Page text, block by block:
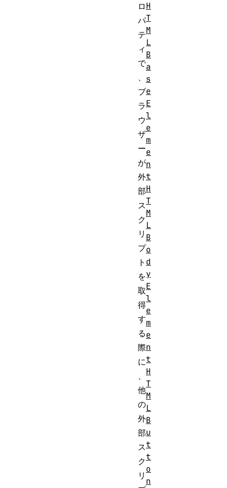
ロ
パ
テ
ィ
で
、
ブ
ラ
ウ
ザ
ー
が
外
部
ス
ク
リ
プ
ト
を
取
得
す
る
際
に
、
他
の
外
部
ス
ク
リ
H
T
M
L
B
a
s
e
E
l
e
m
e
n
t
H
T
M
L
B
o
d
y
E
l
e
m
e
n
t
H
T
M
L
B
u
t
t
o
n